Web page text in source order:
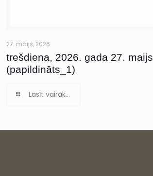
27. maijs, 2026
trešdiena, 2026. gada 27. maijs
(papildināts_1)
Lasīt vairāk...